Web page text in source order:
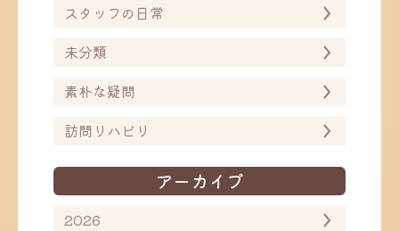
スタッフの日常
未分類
素朴な疑問
訪問リハビリ
アーカイブ
2026